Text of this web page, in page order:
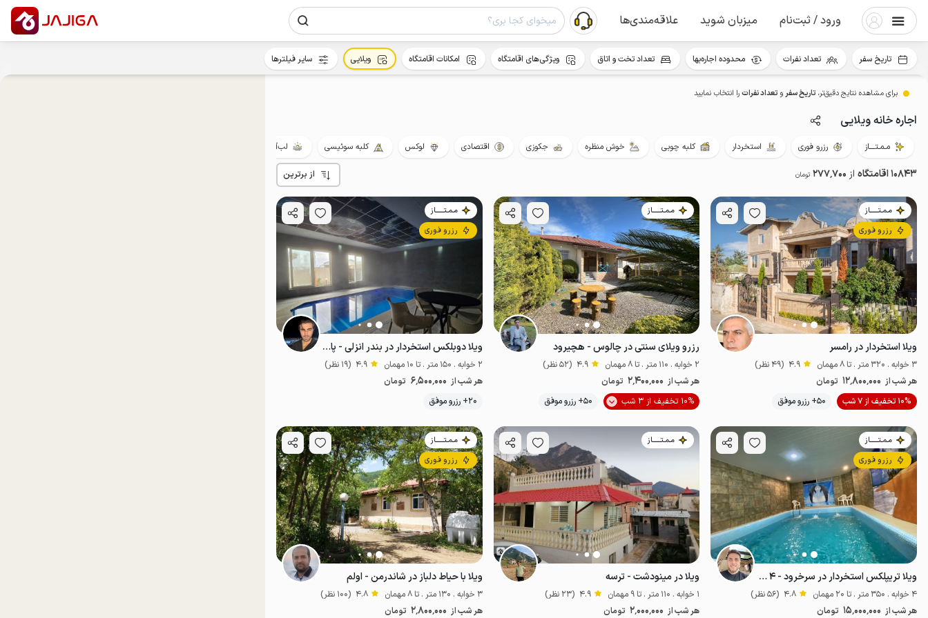
ورود / ثبت‌نام میزبان شوید علاقه‌مندی‌ها
برای مشاهده نتایج دقیق‌تر، تاریخ سفرو تعداد نفراترا انتخاب نمایید
اجاره خانه ویلایی
مـمـتــــاز رزرو فوری استخردار کلبه چوبی خوش منظره جکوزی اقتصادی لوکس کلبه سوئیسی لب‌آب
10843 اقامتگاه از 277٬700 تومان از برترین
مـمـتــــــاز
رزرو فوری
ویلا استخردار در رامسر
3 خوابه . 320 متر . تا 8 مهمان 4.9 (49 نظر)
هر شب از 12٬800٬000 تومان
10% تخفیف از 7 شب
50+ رزرو موفق موقعیت در نقشه
مـمـتــــــاز
رزرو ویلای سنتی در چالوس - هچیرود
2 خوابه . 110 متر . تا 8 مهمان 4.9 (52 نظر)
هر شب از 2٬400٬000 تومان
10% تخفیف از 3 شب
50+ رزرو موفق موقعیت در نقشه
مـمـتــــــاز
رزرو فوری
ویلا دوبلکس استخردار در بندر انزلی - پاسداران
2 خوابه . 150 متر . تا 10 مهمان 4.9 (19 نظر)
هر شب از 6٬500٬000 تومان
20+ رزرو موفق
مـمـتــــــاز
رزرو فوری
ویلا تریپلکس استخردار در سرخرود - ۴ خوابه
4 خوابه . 350 متر . تا 20 مهمان 4.8 (56 نظر)
هر شب از 15٬000٬000 تومان
مـمـتــــــاز
ویلا در مینودشت - ترسه
1 خوابه . 110 متر . تا 9 مهمان 4.9 (23 نظر)
هر شب از 2٬000٬000 تومان
مـمـتــــــاز
رزرو فوری
ویلا با حیاط دلباز در شاندرمن - اولم
3 خوابه . 130 متر . تا 8 مهمان 4.8 (100 نظر)
هر شب از 2٬800٬000 تومان
تاریخ سفر تعداد نفرات محدوده اجاره‌بها تعداد تخت و اتاق ویژگی‌های اقامتگاه امکانات اقامتگاه ویلایی سایر فیلترها